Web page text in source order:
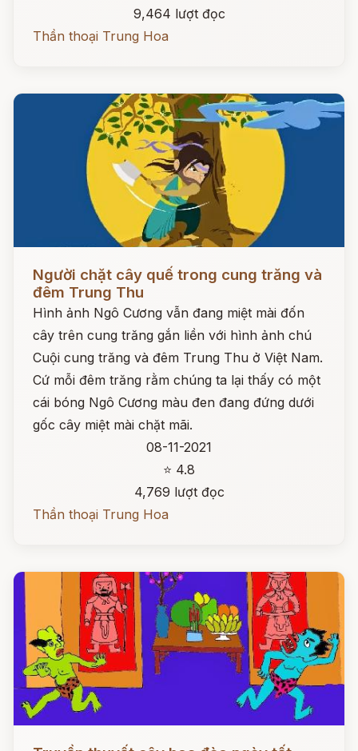
9,464 lượt đọc
Thần thoại Trung Hoa
Người chặt cây quế trong cung trăng và
đêm Trung Thu
Hình ảnh Ngô Cương vẫn đang miệt mài đốn
cây trên cung trăng gắn liền với hình ảnh chú
Cuội cung trăng và đêm Trung Thu ở Việt Nam.
Cứ mỗi đêm trăng rằm chúng ta lại thấy có một
cái bóng Ngô Cương màu đen đang đứng dưới
gốc cây miệt mài chặt mãi.
08-11-2021
⭐ 4.8
4,769 lượt đọc
Thần thoại Trung Hoa
Đọc ngay